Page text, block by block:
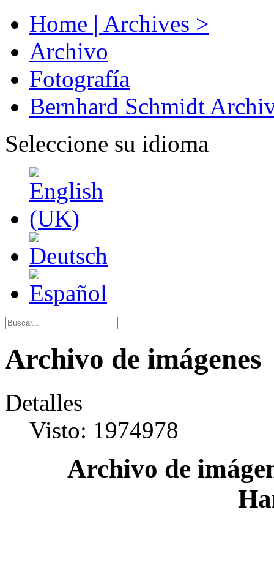
Home | Archives >
Archivo
Fotografía
Bernhard Schmidt
Seleccione su idioma
Archivo de imágenes
Detalles
Visto: 1974978
Archivo de